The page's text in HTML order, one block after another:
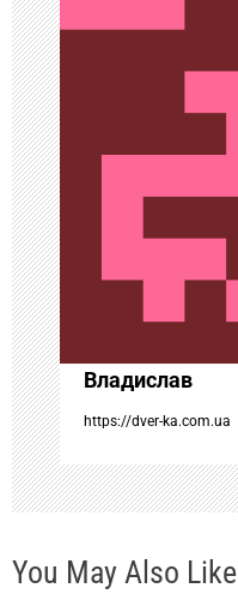
и
я
п
о
з
а
п
и
с
Владислав
https://dver-ka.com.ua
You May Also Like